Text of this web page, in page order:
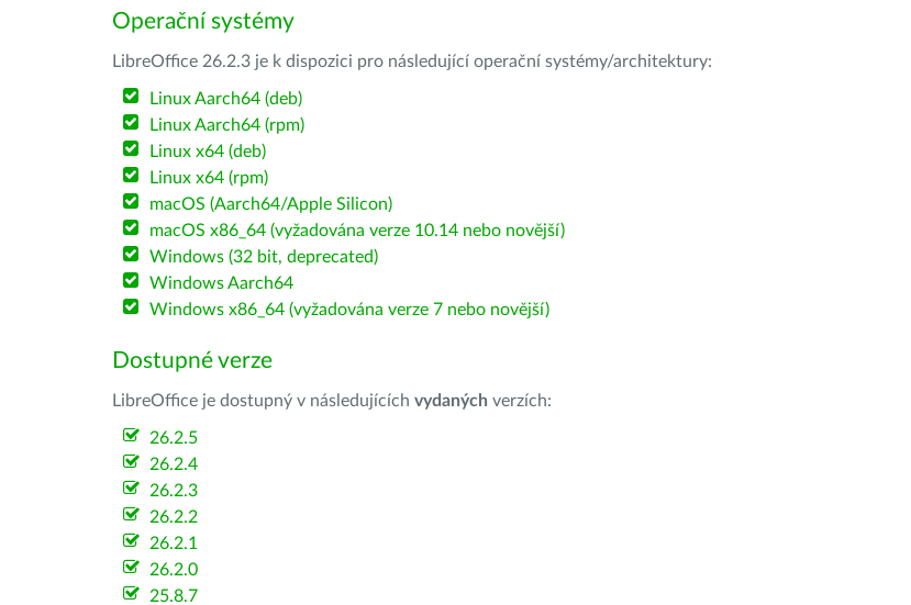
Operační systémy
LibreOffice 26.2.3 je k dispozici pro následující operační systémy/architektury:
Linux Aarch64 (deb)
Linux Aarch64 (rpm)
Linux x64 (deb)
Linux x64 (rpm)
macOS (Aarch64/Apple Silicon)
macOS x86_64 (vyžadována verze 10.14 nebo novější)
Windows (32 bit, deprecated)
Windows Aarch64
Windows x86_64 (vyžadována verze 7 nebo novější)
Dostupné verze
LibreOffice je dostupný v následujících vydaných verzích:
26.2.5
26.2.4
26.2.3
26.2.2
26.2.1
26.2.0
25.8.7